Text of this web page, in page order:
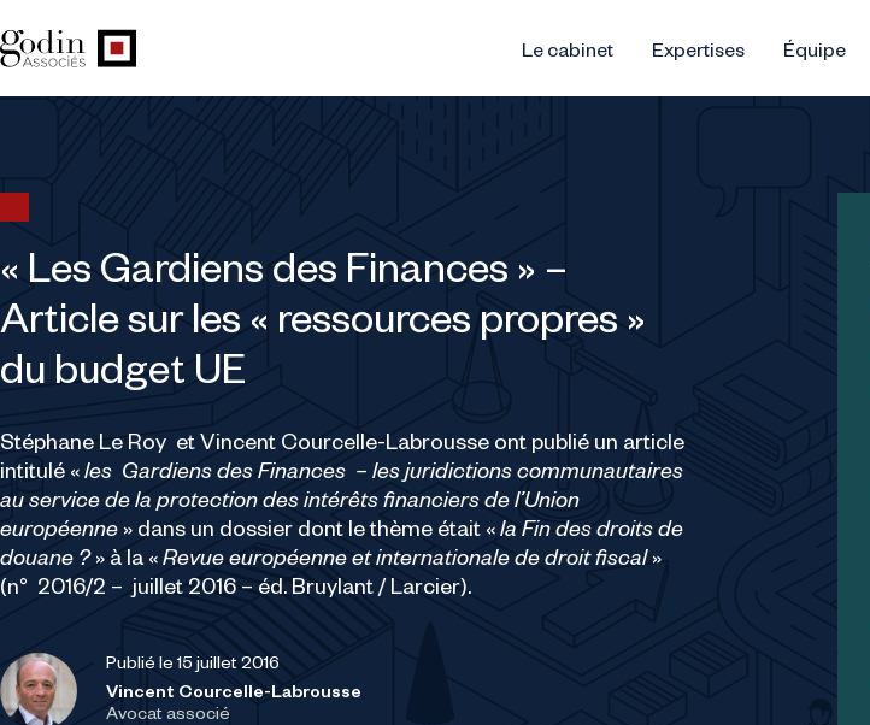
Le cabinet Expertises Équipe
« Les Gardiens des Finances » –
Article sur les « ressources propres »
du budget UE
Stéphane Le Roy et Vincent Courcelle-Labrousse ont publié un article
intitulé « les Gardiens des Finances – les juridictions communautaires
au service de la protection des intérêts financiers de l’Union
européenne » dans un dossier dont le thème était « la Fin des droits de
douane ?» à la « Revue européenne et internationale de droit fiscal»
(n° 2016/2 – juillet 2016 – éd. Bruylant / Larcier).
Publié le 15 juillet 2016
Vincent Courcelle-Labrousse
Avocat associé